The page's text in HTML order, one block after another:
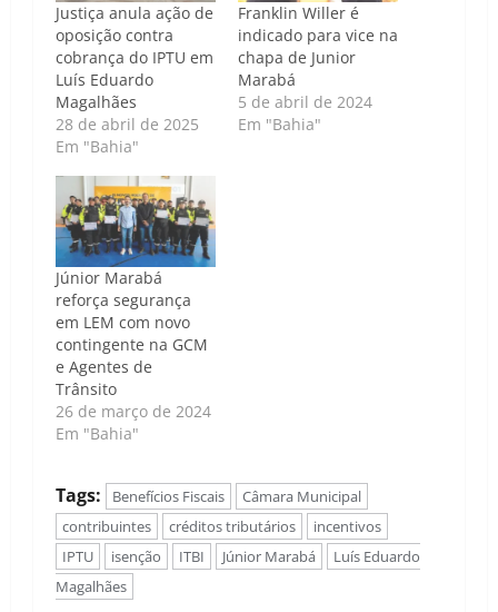
Justiça anula ação de
oposição contra
cobrança do IPTU em
Luís Eduardo
Magalhães
28 de abril de 2025
Em "Bahia"
Franklin Willer é
indicado para vice na
chapa de Junior
Marabá
5 de abril de 2024
Em "Bahia"
Júnior Marabá
reforça segurança
em LEM com novo
contingente na GCM
e Agentes de
Trânsito
26 de março de 2024
Em "Bahia"
Tags: Benefícios Fiscais
Câmara Municipal
contribuintes
créditos tributários
incentivos
IPTU
isenção ITBI Júnior Marabá
Luís Eduardo
Magalhães